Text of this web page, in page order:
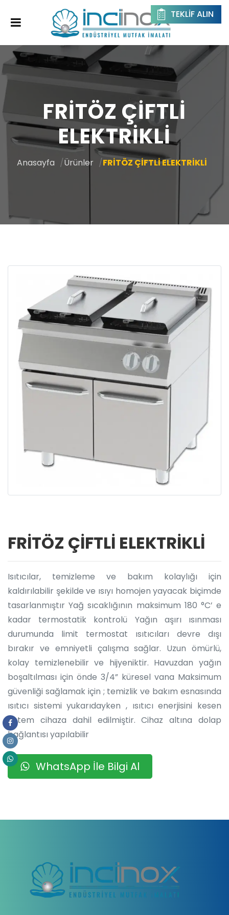
TEKLIF ALIN
FRİTÖZ ÇİFTLİ
ELEKTRİKLİ
Anasayfa Ürünler FRİTÖZ ÇİFTLİ ELEKTRİKLİ
FRİTÖZ ÇİFTLİ ELEKTRİKLİ
Isıtıcılar, temizleme ve bakım kolaylığı için
kaldırılabilir şekilde ve ısıyı homojen yayacak biçimde
tasarlanmıştır Yağ sıcaklığının maksimum 180 °C’ e
kadar termostatik kontrolü Yağın aşırı ısınması
durumunda limit termostat ısıtıcıları devre dışı
bırakır ve emniyetli çalışma sağlar. Uzun ömürlü,
kolay temizlenebilir ve hijyeniktir. Havuzdan yağın
boşaltılması için önde 3/4” küresel vana Maksimum
güvenliği sağlamak için ; temizlik ve bakım esnasında
ısıtıcı sistemi yukarıdayken , ısıtıcı enerjisini kesen
sistem cihaza dahil edilmiştir. Cihaz altına dolap
bağlantısı yapılabilir
WhatsApp İle Bilgi Al